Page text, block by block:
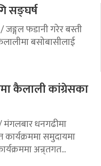
सङ्घर्ष
जङ्गल फडानी गरेर बस्ती
बसोबासीलाई
कैलाली कांग्रेसका
धनगढीमा
समुदायमा
अन्र्तगत...